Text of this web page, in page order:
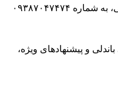
📦 لطفاً برای دریافت کد رهگیری پستی، به شماره ۰۹۳۸۷۰۴۷۴۷۴
و پیشنهادهای ویژه،